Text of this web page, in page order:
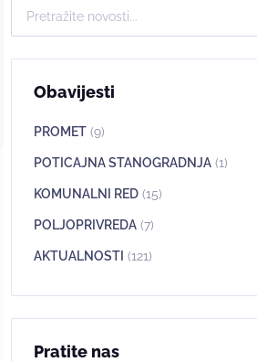
Obavijesti
PROMET (9)
POTICAJNA STANOGRADNJA (1)
KOMUNALNI RED (15)
POLJOPRIVREDA (7)
AKTUALNOSTI (121)
Pratite nas